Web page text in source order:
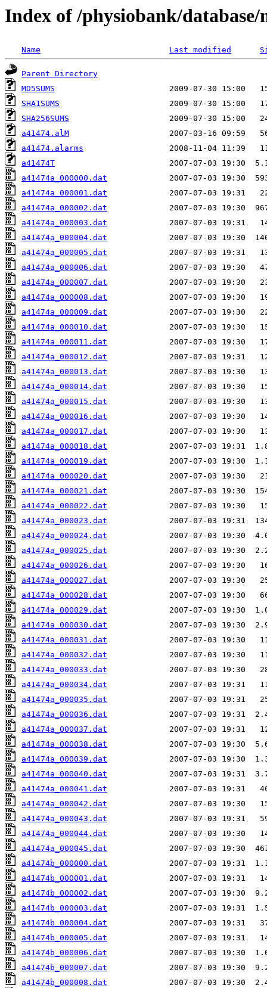
Index of /physiobank/database/
Name Last modified
Parent Directory
MD5SUMS
SHA1SUMS
SHA256SUMS
a41474.alM
a41474.alarms
a41474T
a41474a_000000.dat
a41474a_000001.dat
a41474a_000002.dat
a41474a_000003.dat
a41474a_000004.dat
a41474a_000005.dat
a41474a_000006.dat
a41474a_000007.dat
a41474a_000008.dat
a41474a_000009.dat
a41474a_000010.dat
a41474a_000011.dat
a41474a_000012.dat
a41474a_000013.dat
a41474a_000014.dat
a41474a_000015.dat
a41474a_000016.dat
a41474a_000017.dat
a41474a_000018.dat
a41474a_000019.dat
a41474a_000020.dat
a41474a_000021.dat
a41474a_000022.dat
a41474a_000023.dat
a41474a_000024.dat
a41474a_000025.dat
a41474a_000026.dat
a41474a_000027.dat
a41474a_000028.dat
a41474a_000029.dat
a41474a_000030.dat
a41474a_000031.dat
a41474a_000032.dat
a41474a_000033.dat
a41474a_000034.dat
a41474a_000035.dat
a41474a_000036.dat
a41474a_000037.dat
a41474a_000038.dat
a41474a_000039.dat
a41474a_000040.dat
a41474a_000041.dat
a41474a_000042.dat
a41474a_000043.dat
a41474a_000044.dat
a41474a_000045.dat
a41474b_000000.dat
a41474b_000001.dat
a41474b_000002.dat
a41474b_000003.dat
a41474b_000004.dat
a41474b_000005.dat
a41474b_000006.dat
a41474b_000007.dat
a41474b_000008.dat